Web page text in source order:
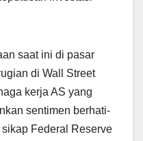
saat ini di pasar
di Wall Street
kerja AS yang
sentimen berhati-
Federal Reserve